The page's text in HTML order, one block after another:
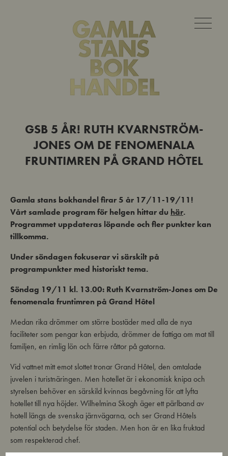
GSB 5 ÅR! RUTH KVARNSTRÖM-
JONES OM DE FENOMENALA
FRUNTIMREN PÅ GRAND HÔTEL
Gamla stans bokhandel firar 5 år 17/11-19/11!
Vårt samlade program för helgen hittar du här.
Programmet uppdateras löpande och fler punkter kan
tillkomma.
Under söndagen fokuserar vi särskilt på
programpunkter med historiskt tema.
Söndag 19/11 kl. 13.00: Ruth Kvarnström-Jonesom De
fenomenala fruntimren på Grand Hôtel
Medan rika drömmer om större bostäder med alla de nya
faciliteter som pengar kan erbjuda, drömmer de fattiga om mat till
familjen, en rimlig lön och färre råttor på gatorna.
Vid vattnet mitt emot slottet tronar Grand Hôtel, den omtalade
juvelen i turistnäringen. Men hotellet är i ekonomisk knipa och
styrelsen behöver en särskild kvinnas begåvning för att lyfta
hotellet till nya höjder. Wilhelmina Skogh äger ett pärlband av
hotell längs de svenska järnvägarna, och ser Grand Hôtels
potential och betydelse för staden. Men hon är en lika fruktad
som respekterad chef.